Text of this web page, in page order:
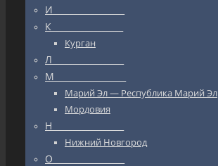
И_________________
К_________________
Курган
Л_________________
М_________________
Марий Эл — Республика Марий Эл
Мордовия
Н_________________
Нижний Новгород
О_________________